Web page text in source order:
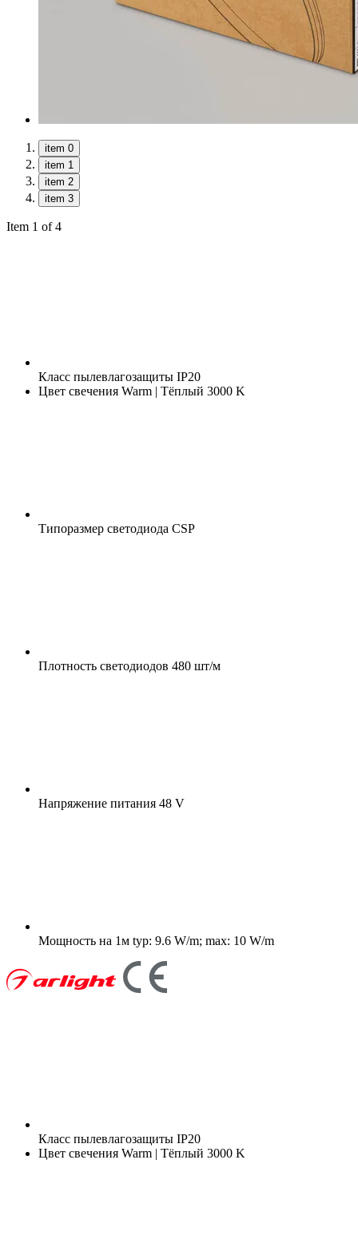
item 0
item 1
item 2
item 3
Item 1 of 4
Класс пылевлагозащиты IP20
Цвет свечения Warm | Тёплый 3000 K
Типоразмер светодиода CSP
Плотность светодиодов 480 шт/м
Напряжение питания 48 V
Мощность на 1м typ: 9.6 W/m; max: 10 W/m
Класс пылевлагозащиты IP20
Цвет свечения Warm | Тёплый 3000 K